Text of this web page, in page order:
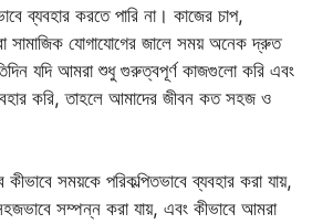
ব্যবহার করতে পারি না। কাজের চাপ,
সামাজিক যোগাযোগের জালে সময় অনেক দ্রুত
যদি আমরা শুধু গুরুত্বপূর্ণ কাজগুলো করি এবং
করি, তাহলে আমাদের জীবন কত সহজ ও
সময়কে পরিকল্পিতভাবে ব্যবহার করা যায়,
সম্পন্ন করা যায়, এবং কীভাবে আমরা